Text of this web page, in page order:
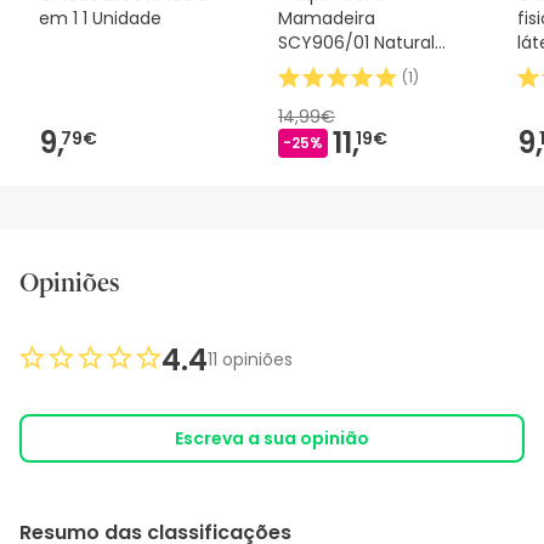
em 1 1 Unidade
9,79€
Mamadeira
SCY906/01 Natural
Response 330ml
(1)
14,99€
-25% 11,19€ 9,
Opiniões
Resumo das classificações
4.411 opiniões
Escreva a sua opinião